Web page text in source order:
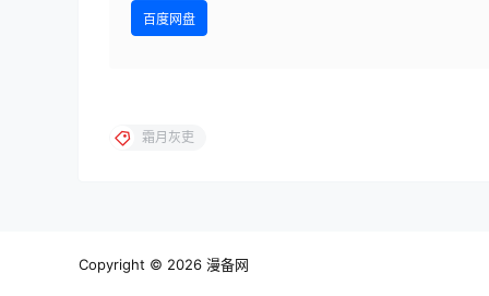
百度网盘
霜月灰吏
Copyright © 2026 漫备网